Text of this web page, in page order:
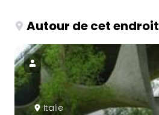
Autour de cet endroit
Italie